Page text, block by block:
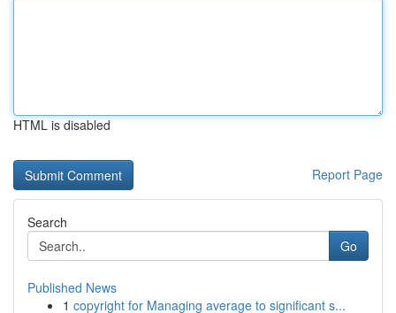
HTML is disabled
Report Page
Search
Go
Published News
1 copyright for Managing average to significant s...